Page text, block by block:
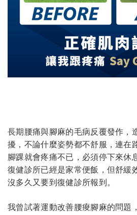
長期腰痛與腳麻的毛病反覆發作，
擾，不論什麼姿勢都不舒服，連在
腳踝就會疼痛不已，必須停下來休
復健診所已經是家常便飯，但舒緩
沒多久又要到復健診所報到。
我曾試著運動改善腰痠腳麻的問題